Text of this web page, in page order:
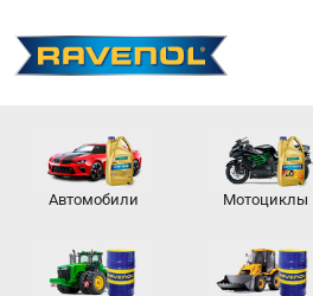
Автомобили Мотоциклы